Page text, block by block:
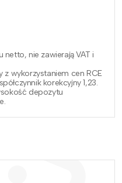
netto, nie zawierają VAT i
wykorzystaniem cen RCE
korekcyjny 1,23.
depozytu